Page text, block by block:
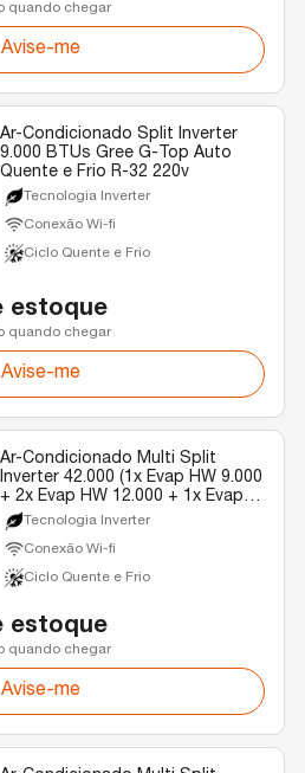
quando chegar
Avise-me
Ar-Condicionado Split Inverter
9.000 BTUs Gree G-Top Auto
Quente e Frio R-32 220v
Tecnologia Inverter
Conexão Wi-fi
Ciclo Quente e Frio
estoque
quando chegar
Avise-me
Ar-Condicionado Multi Split
Inverter 42.000 (1x Evap HW 9.000
+ 2x Evap HW 12.000 + 1x Evap
Cassete 1 Via 22.000) Gree
Quente/Frio R-32 220V
Tecnologia Inverter
Conexão Wi-fi
Ciclo Quente e Frio
estoque
quando chegar
Avise-me